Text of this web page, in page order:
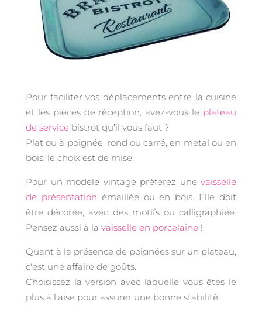
Pour faciliter vos déplacements entre la cuisine
et les pièces de réception, avez-vous le plateau
de service bistrot qu’il vous faut ?
Plat ou à poignée, rond ou carré, en métal ou en
bois, le choix est de mise.
Pour un modèle vintage préférez une vaisselle
de présentation émaillée ou en bois. Elle doit
être décorée, avec des motifs ou calligraphiée.
Pensez aussi à la vaisselle en porcelaine !
Quant à la présence de poignées sur un plateau,
c'est une affaire de goûts.
Choisissez la version avec laquelle vous êtes le
plus à l'aise pour assurer une bonne stabilité.